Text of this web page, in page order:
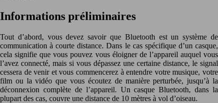
Informations préliminaires
Tout d’abord, vous devez savoir que Bluetooth est un système de
communication à courte distance. Dans le cas spécifique d’un casque,
cela signifie que vous pouvez vous éloigner de l’appareil auquel vous
l’avez connecté, mais si vous dépassez une certaine distance, le signal
cessera de venir et vous commencerez à entendre votre musique, votre
film ou la vidéo que vous écoutez de manière perturbée, jusqu’à la
déconnexion complète de l’appareil. Un casque Bluetooth, dans la
plupart des cas, couvre une distance de 10 mètres à vol d’oiseau.